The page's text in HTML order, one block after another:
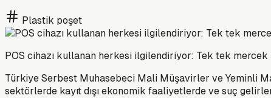
Plastik poşet
POS cihazı kullanan herkesi ilgilendiriyor: Tek tek mercek
Türkiye Serbest Muhasebeci Mali Müşavirler ve Yeminli
sektörlerde kayıt dışı ekonomik faaliyetlerde ve suç